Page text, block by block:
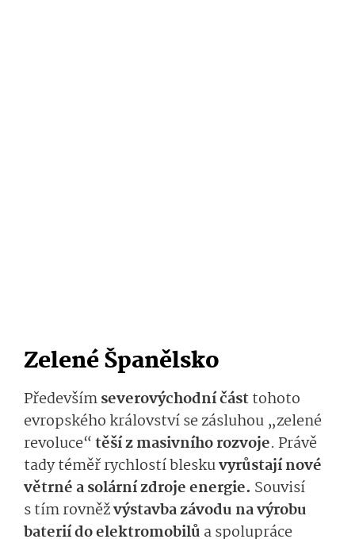
Zelené Španělsko
Předevšímseverovýchodní částtohoto
evropského království se zásluhou „zelené
revoluce“těší z masivního rozvoje. Právě
tady téměř rychlostí bleskuvyrůstají nové
větrné a solární zdroje energie. Souvisí
s tím rovněžvýstavba závodu na výrobu
baterií do elektromobilů a spolupráce